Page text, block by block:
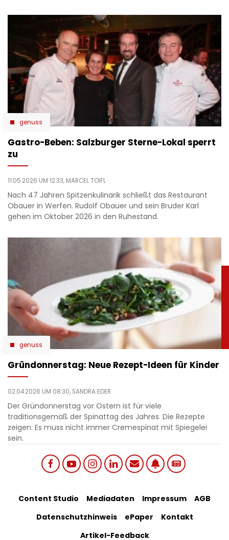
genuss
Gastro-Beben: Salzburger Sterne-Lokal sperrt
zu
11.05.2026 UM 12:33, MARCEL TOIFL
Nach 47 Jahren Spitzenkulinarik schließt das Restaurant
Obauer in Werfen. Rudolf Obauer und sein Bruder Karl
gehen im Oktober 2026 in den Ruhestand.
genuss
Gründonnerstag: Neue Rezept-Ideen für Kinder
02.04.2026 UM 08:30, SANDRA EDER
Der Gründonnerstag vor Ostern ist für viele
traditionsgemäß der Spinattag des Jahres. Die Rezepte
zeigen: Es muss nicht immer Cremespinat mit Spiegelei
sein.
links
menu
Footer
Bottom
Content Studio Mediadaten Impressum
AGB
Datenschutzhinweis
ePaper
Kontakt
Artikel-Feedback